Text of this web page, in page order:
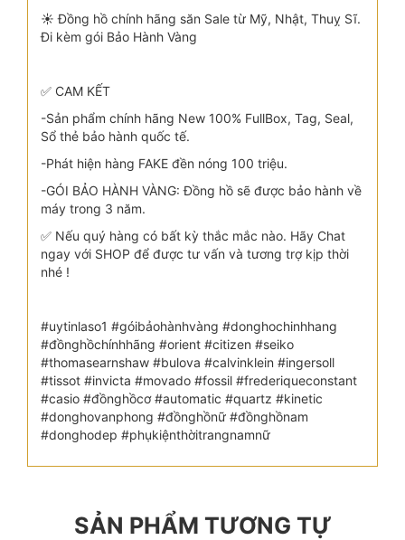
☀️ Đồng hồ chính hãng săn Sale từ Mỹ, Nhật, Thuỵ Sĩ.
Đi kèm gói Bảo Hành Vàng
✅ CAM KẾT
-Sản phẩm chính hãng New 100% FullBox, Tag, Seal,
Sổ thẻ bảo hành quốc tế.
-Phát hiện hàng FAKE đền nóng 100 triệu.
-GÓI BẢO HÀNH VÀNG: Đồng hồ sẽ được bảo hành về
máy trong 3 năm.
✅ Nếu quý hàng có bất kỳ thắc mắc nào. Hãy Chat
ngay với SHOP để được tư vấn và tương trợ kịp thời
nhé !
#uytinlaso1 #góibảohànhvàng #donghochinhhang
#đồnghồchínhhãng #orient #citizen #seiko
#thomasearnshaw #bulova #calvinklein #ingersoll
#tissot #invicta #movado #fossil #frederiqueconstant
#casio #đồnghồcơ #automatic #quartz #kinetic
#donghovanphong #đồnghồnữ #đồnghồnam
#donghodep #phụkiệnthờitrangnamnữ
SẢN PHẨM TƯƠNG TỰ